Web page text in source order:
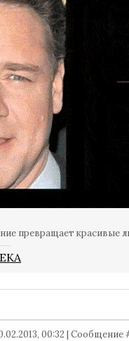
превращает красивые
00:32 |